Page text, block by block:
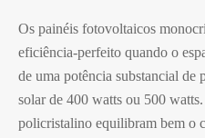
Os painéis fotovoltaicos
eficiência-perfeito quando o
de uma potência substancial de
solar de 400 watts ou 500
policristalino equilibram bem o